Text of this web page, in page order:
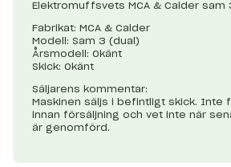
Elektromuffsvets MCA & Calder sam
Fabrikat: MCA & Calder
Modell: Sam 3 (dual)
Årsmodell: Okänt
Skick: Okänt
Säljarens kommentar:
Maskinen säljs i befintligt skick. Inte
innan försäljning och vet inte när
är genomförd.